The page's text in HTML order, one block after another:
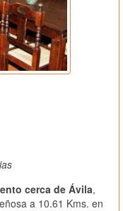
cerca de Ávila,
a 10.61 Kms. en